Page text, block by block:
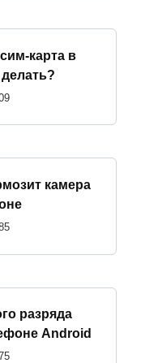
карта в
камера
разряда
Android